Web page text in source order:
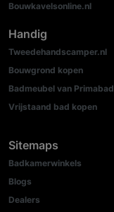
Bouwkavelsonline.nl
Handig
Tweedehandscamper.nl
Bouwgrond kopen
Badmeubel van Primabad
Vrijstaand bad kopen
Sitemaps
Badkamerwinkels
Blogs
Dealers